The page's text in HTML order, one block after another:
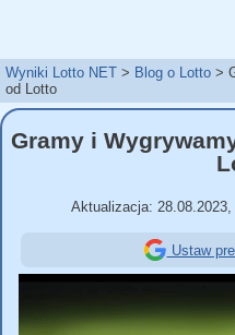
Wyniki Lotto NET Blog o Lotto
od Lotto
Gramy i
Aktualizacja: 28.08.2023
Ustaw